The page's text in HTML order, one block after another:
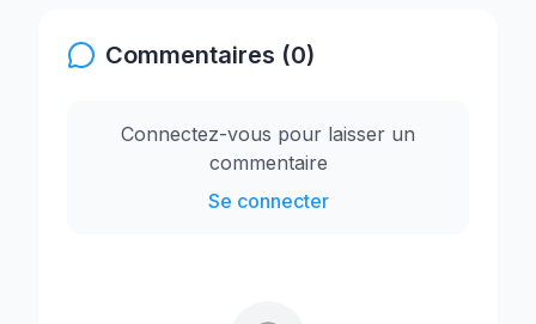
Commentaires (0)
Connectez-vous pour laisser un
commentaire
Se connecter